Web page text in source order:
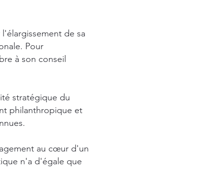
de sa
Pour
à son conseil
stratégique du
philanthropique et
au cœur d'un
n'a d'égale que